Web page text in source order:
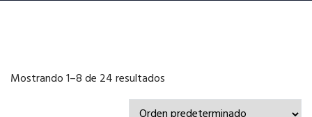
Mostrando 1–8 de 24 resultados